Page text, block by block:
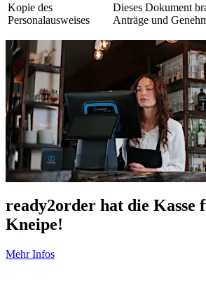
Kopie des
Personalausweises
Dieses Dokument
Anträge und
ready2order hat die Kasse
Kneipe!
Mehr Infos